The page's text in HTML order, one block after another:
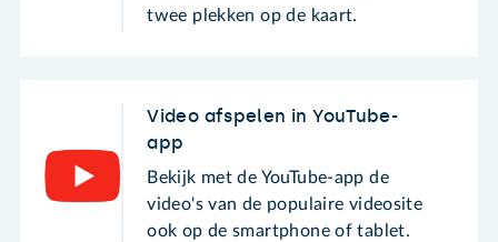
twee plekken op de kaart.
Video afspelen in YouTube-
app
Bekijk met de YouTube-app de
video's van de populaire videosite
ook op de smartphone of tablet.